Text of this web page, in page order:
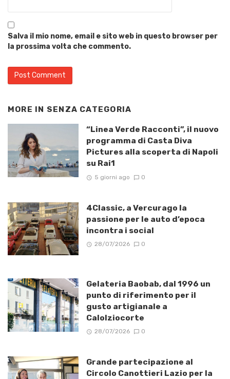
Salva il mio nome, email e sito web in questo browser per
la prossima volta che commento.
MORE IN SENZA CATEGORIA
“Linea Verde Racconti”, il nuovo
programma di Casta Diva
Pictures alla scoperta di Napoli
su Rai1
5 giorni ago 0
4Classic, a Vercurago la
passione per le auto d’epoca
incontra i social
28/07/2026 0
Gelateria Baobab, dal 1996 un
punto di riferimento per il
gusto artigianale a
Calolziocorte
28/07/2026 0
Grande partecipazione al
Circolo Canottieri Lazio per la